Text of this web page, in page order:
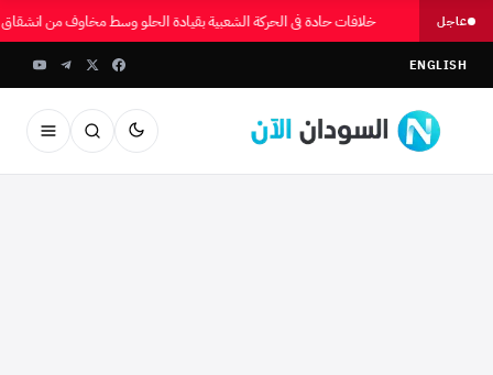
عاجل خلافات حادة في الحركة الشعبية بقيادة الحلو وسط مخاوف من
ENGLISH